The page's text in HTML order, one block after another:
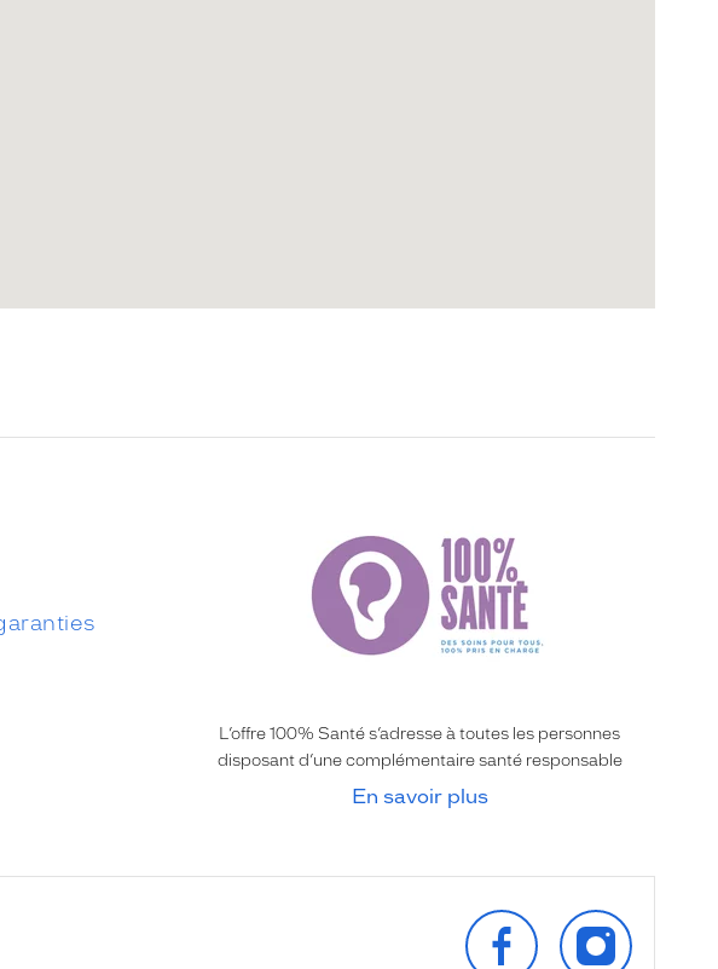
L’offre 100% Santé s’adresse à toutes les personnes
disposant d’une complémentaire santé responsable
En savoir plus
SUIVEZ‑NOUS
SUR
FACEBOOK
SUR
INSTAGRAM